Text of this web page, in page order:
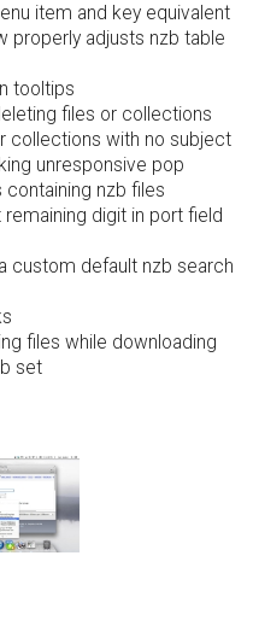
item and key equivalent
properly adjusts nzb table
tooltips
files or collections
collections with no subject
unresponsive pop
nzb files
digit in port field
custom default nzb search
files while downloading
set